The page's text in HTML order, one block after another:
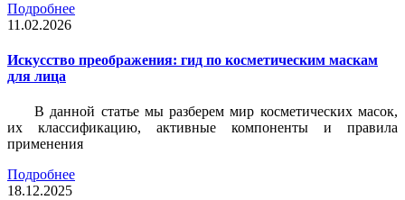
Подробнее
11.02.2026
Искусство преображения: гид по косметическим маскам
для лица
В данной статье мы разберем мир косметических масок,
их классификацию, активные компоненты и правила
применения
Подробнее
18.12.2025